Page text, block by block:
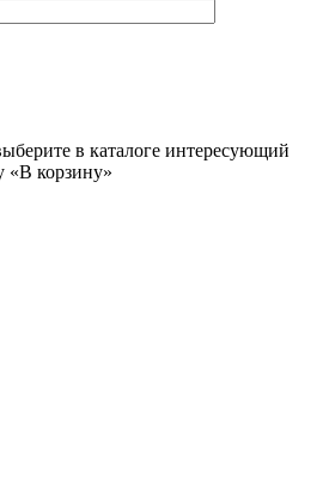
в каталоге интересующий
«В корзину»